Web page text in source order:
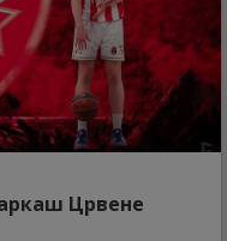
Црвене